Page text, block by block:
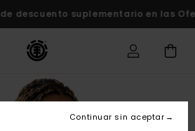
de descuento suplementario en las
Continuar sin aceptar